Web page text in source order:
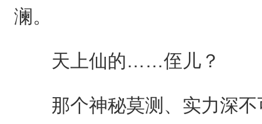
澜。
天上仙的……侄儿？
那个神秘莫测、实力深不